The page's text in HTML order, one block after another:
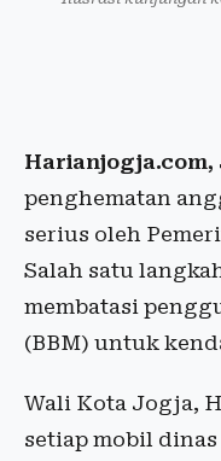
Harianjogja.com,
penghematan
serius oleh
Salah satu
membatasi
(BBM) untuk
Wali Kota Jogja,
setiap mobil